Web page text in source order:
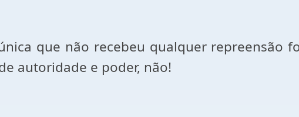
que não recebeu qualquer repreensão
autoridade e poder, não!